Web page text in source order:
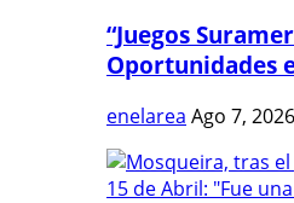
“Juegos
Oportunidades
enelarea Ago 7, 2026